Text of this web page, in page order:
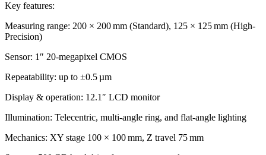
Key features:
Measuring range: 200 × 200 mm (Standard), 125 × 125 mm (High-
Precision)
Sensor: 1″ 20-megapixel CMOS
Repeatability: up to ±0.5 µm
Display & operation: 12.1″ LCD monitor
Illumination: Telecentric, multi-angle ring, and flat-angle lighting
Mechanics: XY stage 100 × 100 mm, Z travel 75 mm